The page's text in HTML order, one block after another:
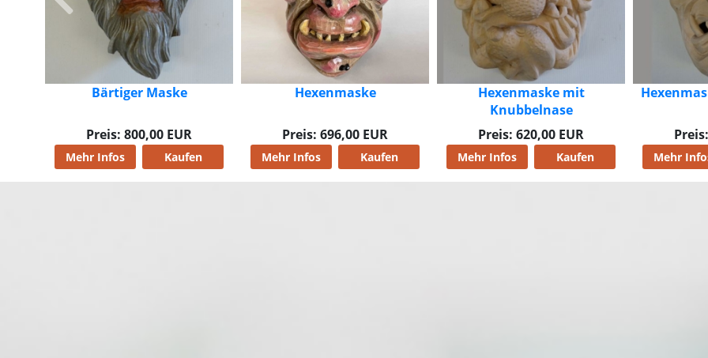
Hexenmaske
Preis: 696,00 EUR
Mehr Infos Kaufen
Hexenmaske mit
Preis: 620,00 EUR
Mehr Infos Kaufen
Hexenmaske mit Hörnchen
Preis: 710,00 EUR
Mehr Infos Kaufen Mehr